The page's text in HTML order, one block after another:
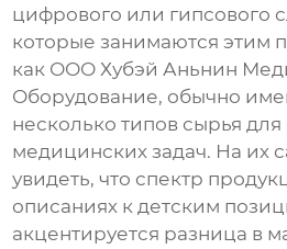
цифрового или гипсового
которые занимаются этим
как ООО Хубэй Аньнин
Оборудование, обычно
несколько типов сырья
медицинских задач. На их
увидеть, что спектр
описаниях к детским
акцентируется разница в